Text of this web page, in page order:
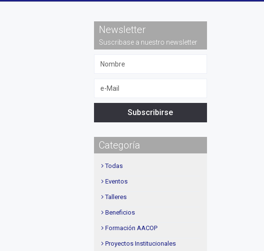
Newsletter
Suscribase a nuestro newsletter
Subscribirse
Categoría
Todas
Eventos
Talleres
Beneficios
Formación AACOP
Proyectos Institucionales